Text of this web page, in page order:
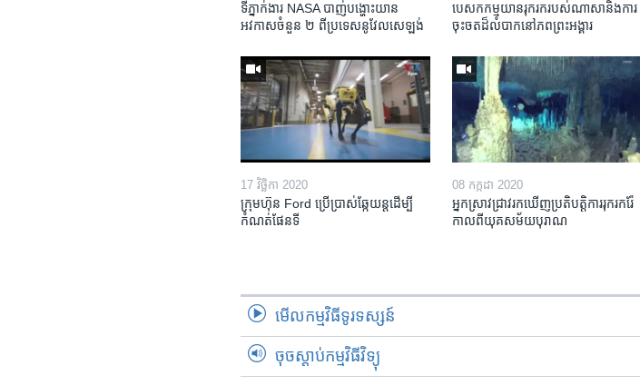
ទីភ្នាក់ងារ NASA បាញ់​បង្ហោះ​យាន​
អវកាសចំនួន​ ២ ពី​ប្រទេស​នូវែលសេឡង់ ​
បេសកកម្ម​​​យានរុករក​របស់​ណាសា​និង​ការ​
ចុះចត​ដ៏​លំបាក​នៅ​ភព​ព្រះអង្គារ
17 វិច្ឆិកា 2020
ក្រុមហ៊ុន Ford ប្រើប្រាស់ឆ្កែយន្តដើម្បី
កំណត់ផែនទី
08 កក្កដា 2020
អ្នកស្រាវជ្រាវ​រកឃើញ​ប្រតិបត្តិការ​រុករករ៉ែ​
កាលពី​យុគសម័យ​បុរាណ
មើល​កម្មវិធី​ទូរទស្សន៍
ចុចស្តាប់កម្មវិធីវិទ្យុ